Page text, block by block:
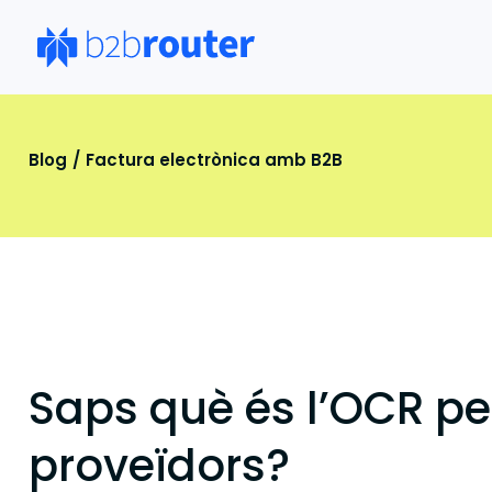
Blog Factura electrònica amb B2B
Saps què és l’OCR
proveïdors?